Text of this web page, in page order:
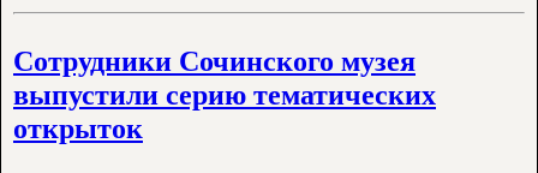
Сотрудники Сочинского музея
выпустили серию тематических
открыток